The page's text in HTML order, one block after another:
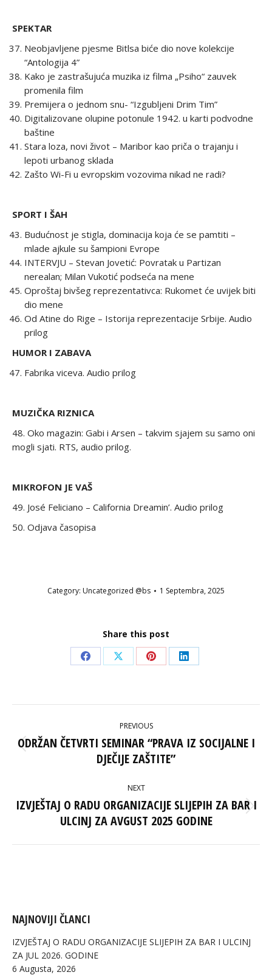
SPEKTAR
Neobjavljene pjesme Bitlsa biće dio nove kolekcije
“Antologija 4”
Kako je zastrašujuća muzika iz filma „Psiho“ zauvek
promenila film
Premijera o jednom snu- “Izgubljeni Drim Tim”
Digitalizovane olupine potonule 1942. u karti podvodne
baštine
Stara loza, novi život – Maribor kao priča o trajanju i
lepoti urbanog sklada
Zašto Wi-Fi u evropskim vozovima nikad ne radi?
SPORT I ŠAH
Budućnost je stigla, dominacija koja će se pamtiti –
mlade ajkule su šampioni Evrope
INTERVJU – Stevan Jovetić: Povratak u Partizan
nerealan; Milan Vukotić podseća na mene
Oproštaj bivšeg reprezentativca: Rukomet će uvijek biti
dio mene
Od Atine do Rige – Istorija reprezentacije Srbije. Audio
prilog
HUMOR I ZABAVA
Fabrika viceva. Audio prilog
MUZIČKA RIZNICA
48. Oko magazin: Gabi i Arsen – takvim sjajem su samo oni
mogli sjati. RTS, audio prilog.
MIKROFON JE VAŠ
49. José Feliciano – California Dreamin’. Audio prilog
50. Odjava časopisa
Category: Uncategorized @bs 1 Septembra, 2025
Share this post
Share
Facebook
Share
X
Share
Pinterest
Share
LinkedIn
NAVIGATION
PREVIOUS
Previous
post:
ODRŽAN ČETVRTI SEMINAR “PRAVA IZ SOCIJALNE I
DJEČIJE ZAŠTITE”
NEXT
Next
post:
IZVJEŠTAJ O RADU ORGANIZACIJE SLIJEPIH ZA BAR I
ULCINJ ZA AVGUST 2025 GODINE
NAJNOVIJI ČLANCI
IZVJEŠTAJ O RADU ORGANIZACIJE SLIJEPIH ZA BAR I ULCINJ
ZA JUL 2026. GODINE
6 Augusta, 2026